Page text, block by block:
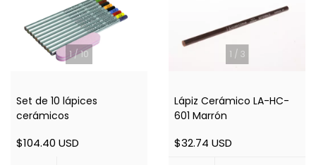
1/10
Set de 10 lápices
cerámicos
$104.40 USD
1 / 3
Lápiz Cerámico LA-HC-
601 Marrón
$32.74 USD